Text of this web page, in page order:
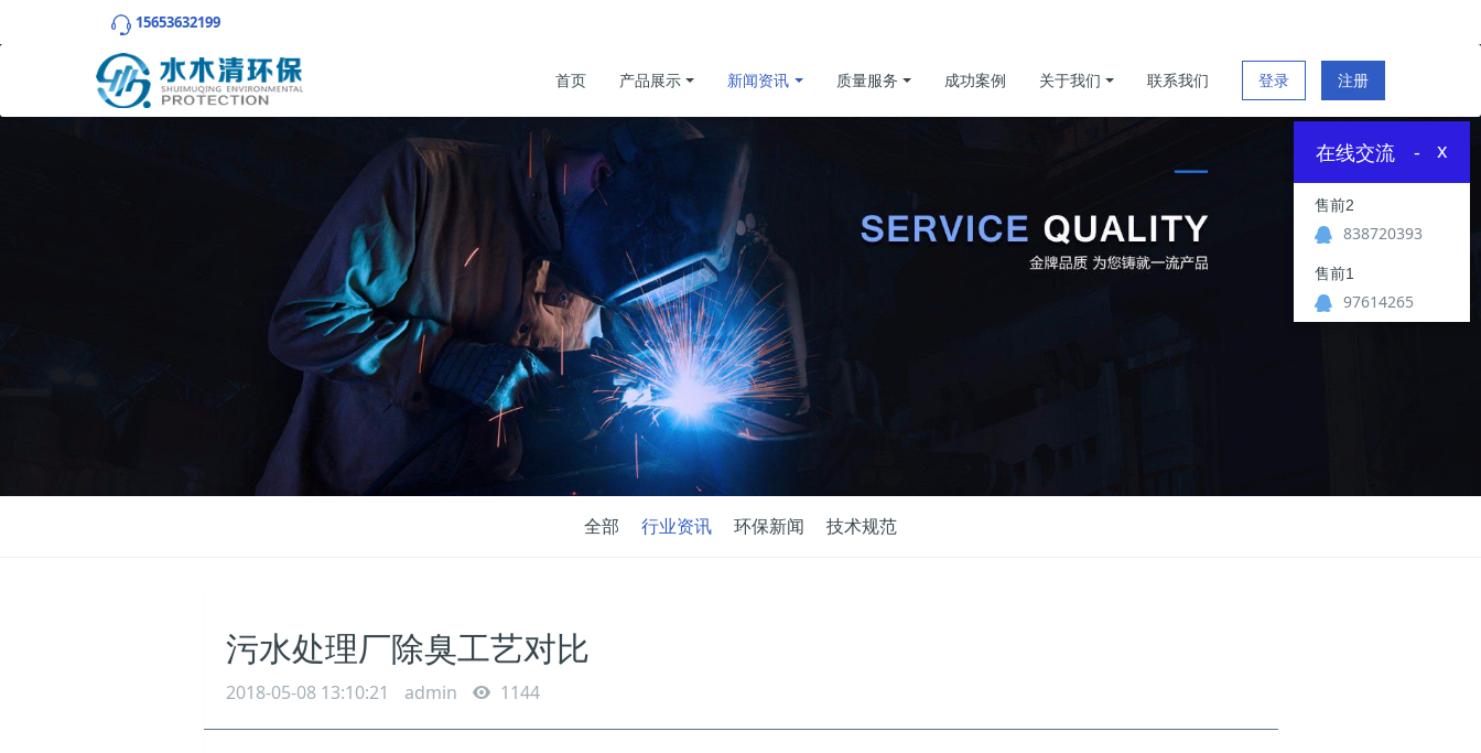
15653632199
登录 注册
首页 产品展示 新闻资讯 质量服务 成功案例 关于我们 联系我们
全部 行业资讯 环保新闻 技术规范
污水处理厂除臭工艺对比
2018-05-08 13:10:21 admin 1144
在线交流 x
-
售前2
838720393
售前1
97614265